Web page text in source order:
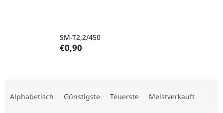
SM-T2,2/450
€0,90
Alphabetisch Günstigste Teuerste Meistverkauft